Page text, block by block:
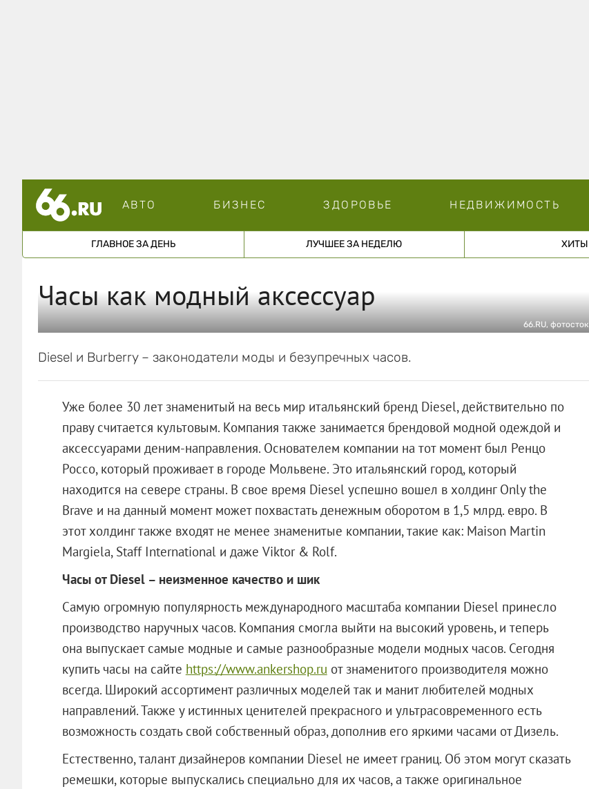
АВТО БИЗНЕС ЗДОРОВЬЕ НЕДВИЖИМОСТЬ
ГЛАВНОЕ ЗА ДЕНЬ ЛУЧШЕЕ ЗА НЕДЕЛЮ ХИТЫ
Часы как модный аксессуар
66.RU, фотосток
Diesel и Burberry – законодатели моды и безупречных часов.
Уже более 30 лет знаменитый на весь мир итальянский бренд Diesel, действительно по
праву считается культовым. Компания также занимается брендовой модной одеждой и
аксессуарами деним-направления. Основателем компании на тот момент был Ренцо
Россо, который проживает в городе Мольвене. Это итальянский город, который
находится на севере страны. В свое время Diesel успешно вошел в холдинг Only the
Brave и на данный момент может похвастать денежным оборотом в 1,5 млрд. евро. В
этот холдинг также входят не менее знаменитые компании, такие как: Maison Martin
Margiela, Staff International и даже Viktor & Rolf.
Часы от Diesel – неизменное качество и шик
Самую огромную популярность международного масштаба компании Diesel принесло
производство наручных часов. Компания смогла выйти на высокий уровень, и теперь
она выпускает самые модные и самые разнообразные модели модных часов. Сегодня
купить часы на сайте https://www.ankershop.ru от знаменитого производителя можно
всегда. Широкий ассортимент различных моделей так и манит любителей модных
направлений. Также у истинных ценителей прекрасного и ультрасовременного есть
возможность создать свой собственный образ, дополнив его яркими часами от Дизель.
Естественно, талант дизайнеров компании Diesel не имеет границ. Об этом могут сказать
ремешки, которые выпускались специально для их часов, а также оригинальное